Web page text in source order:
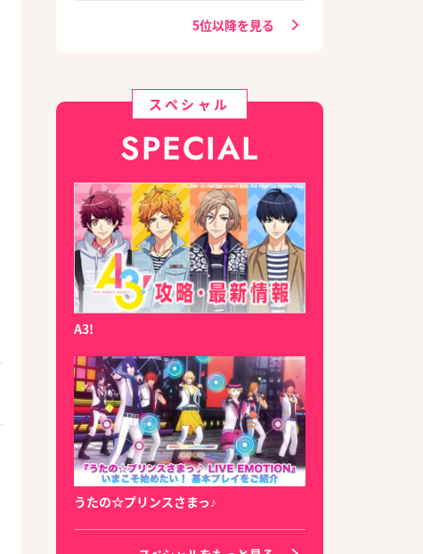
5位以降を見る
スペシャル
SPECIAL
A3!
うたの☆プリンスさまっ♪